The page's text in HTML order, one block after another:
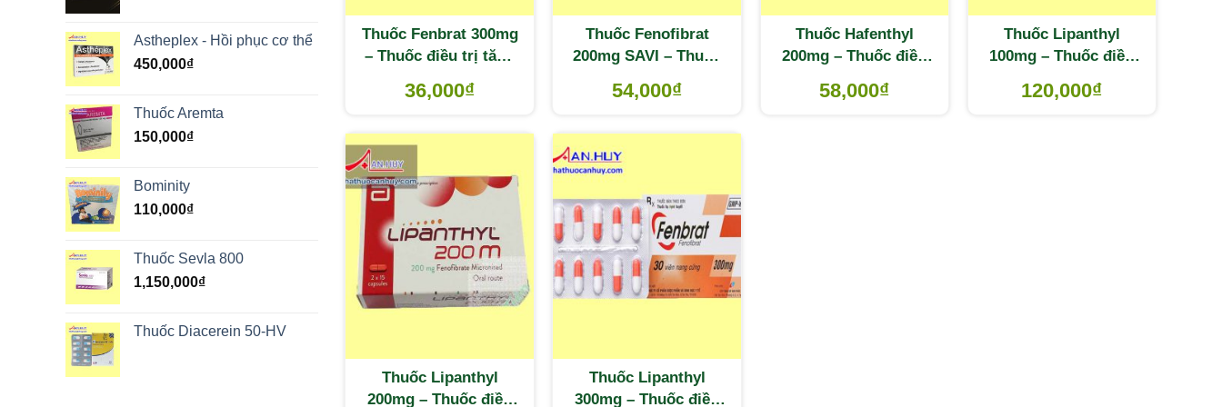
Astheplex - Hồi phục cơ thể
450,000₫
Thuốc Aremta
150,000₫
Bominity
110,000₫
Thuốc Sevla 800
1,150,000₫
Thuốc Diacerein 50-HV
Thuốc Fenbrat 300mg
– Thuốc điều trị tăng
36,000₫
Thuốc Fenofibrat
200mg SAVI – Thuốc
54,000₫
Thuốc Hafenthyl
200mg – Thuốc điều
58,000₫
Thuốc Lipanthyl
100mg – Thuốc điều
120,000₫
Thuốc Lipanthyl
200mg – Thuốc điều
Thuốc Lipanthyl
300mg – Thuốc điều